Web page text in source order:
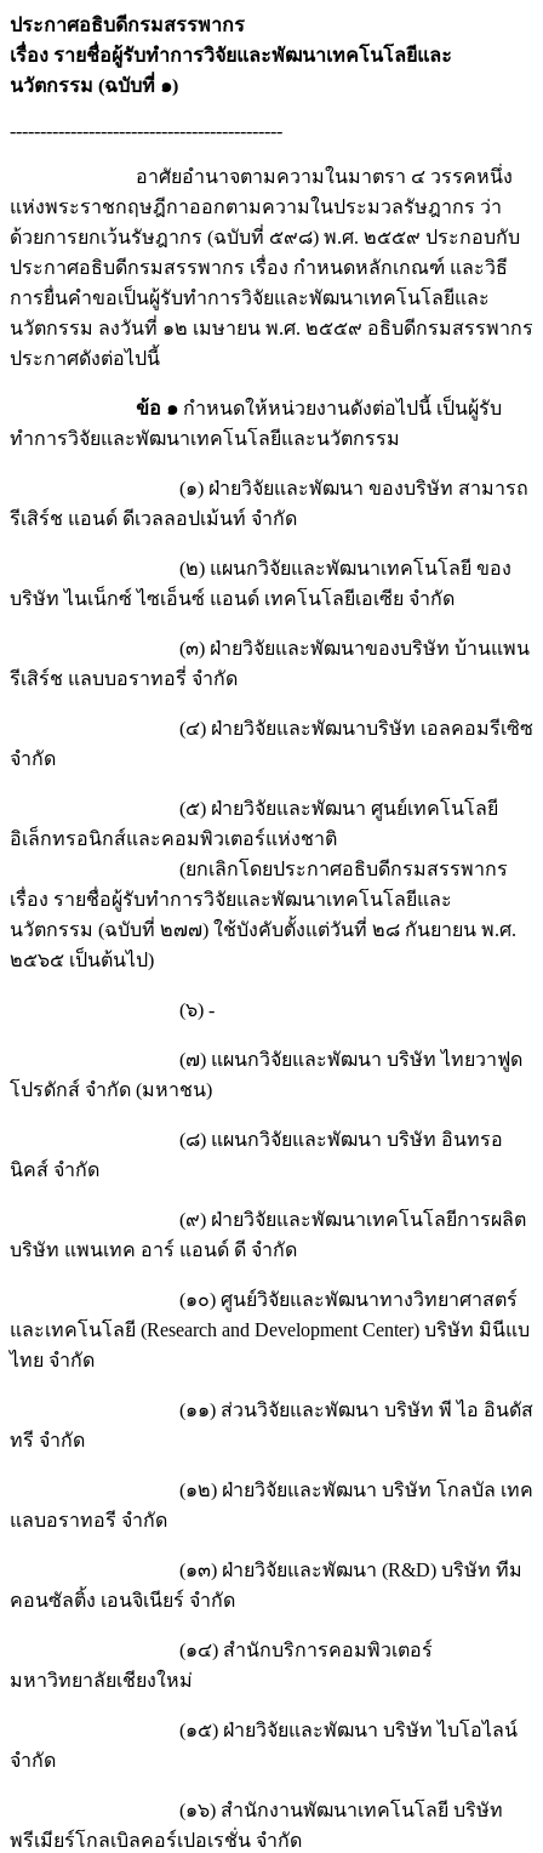
ประกาศอธิบดีกรมสรรพากร
เรื่อง รายชื่อผู้รับทำการวิจัยและพัฒนาเทคโนโลยีและ
นวัตกรรม (ฉบับที่ ๑)
---------------------------------------------
อาศัยอำนาจตามความในมาตรา ๔ วรรคหนึ่ง
แห่งพระราชกฤษฎีกาออกตามความในประมวลรัษฎากร ว่า
ด้วยการยกเว้นรัษฎากร (ฉบับที่ ๕๙๘) พ.ศ. ๒๕๕๙ ประกอบกับ
ประกาศอธิบดีกรมสรรพากร เรื่อง กำหนดหลักเกณฑ์ และวิธี
การยื่นคำขอเป็นผู้รับทำการวิจัยและพัฒนาเทคโนโลยีและ
นวัตกรรม ลงวันที่ ๑๒ เมษายน พ.ศ. ๒๕๕๙ อธิบดีกรมสรรพากร
ประกาศดังต่อไปนี้
ข้อ ๑ กำหนดให้หน่วยงานดังต่อไปนี้ เป็นผู้รับ
ทำการวิจัยและพัฒนาเทคโนโลยีและนวัตกรรม
(๑) ฝ่ายวิจัยและพัฒนา ของบริษัท สามารถ
รีเสิร์ช แอนด์ ดีเวลลอปเม้นท์ จำกัด
(๒) แผนกวิจัยและพัฒนาเทคโนโลยี ของ
บริษัท ไนเน็กซ์ ไซเอ็นซ์ แอนด์ เทคโนโลยีเอเซีย จำกัด
(๓) ฝ่ายวิจัยและพัฒนาของบริษัท บ้านแพน
รีเสิร์ช แลบบอราทอรี่ จำกัด
(๔) ฝ่ายวิจัยและพัฒนาบริษัท เอลคอมรีเซิซ
จำกัด
(๕) ฝ่ายวิจัยและพัฒนา ศูนย์เทคโนโลยี
อิเล็กทรอนิกส์และคอมพิวเตอร์แห่งชาติ
(ยกเลิกโดยประกาศอธิบดีกรมสรรพากร
เรื่อง รายชื่อผู้รับทำการวิจัยและพัฒนาเทคโนโลยีและ
นวัตกรรม (ฉบับที่ ๒๗๗) ใช้บังคับตั้งแต่วันที่ ๒๘ กันยายน พ.ศ.
๒๕๖๕ เป็นต้นไป)
(๖) -
(๗) แผนกวิจัยและพัฒนา บริษัท ไทยวาฟูด
โปรดักส์ จำกัด (มหาชน)
(๘) แผนกวิจัยและพัฒนา บริษัท อินทรอ
นิคส์ จำกัด
(๙) ฝ่ายวิจัยและพัฒนาเทคโนโลยีการผลิต
บริษัท แพนเทค อาร์ แอนด์ ดี จำกัด
(๑๐) ศูนย์วิจัยและพัฒนาทางวิทยาศาสตร์
และเทคโนโลยี (Research and Development Center) บริษัท มินีแบ
ไทย จำกัด
(๑๑) ส่วนวิจัยและพัฒนา บริษัท พี ไอ อินดัส
ทรี จำกัด
(๑๒) ฝ่ายวิจัยและพัฒนา บริษัท โกลบัล เทค
แลบอราทอรี จำกัด
(๑๓) ฝ่ายวิจัยและพัฒนา (R&D) บริษัท ทีม
คอนซัลติ้ง เอนจิเนียร์ จำกัด
(๑๔) สำนักบริการคอมพิวเตอร์
มหาวิทยาลัยเชียงใหม่
(๑๕) ฝ่ายวิจัยและพัฒนา บริษัท ไบโอไลน์
จำกัด
(๑๖) สำนักงานพัฒนาเทคโนโลยี บริษัท
พรีเมียร์โกลเบิลคอร์เปอเรชั่น จำกัด